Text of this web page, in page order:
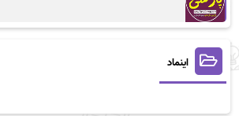
اینماد